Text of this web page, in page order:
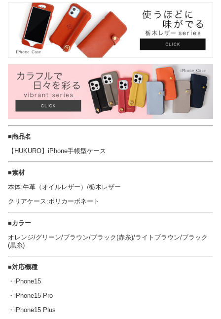
■商品名
【HUKURO】iPhone手帳型ケース
■素材
本体:牛革（オイルレザー）/栃木レザー
クリアケース:ポリカーボネート
■カラー
オレンジ/グリーン/ブラウン/ブラック(赤糸)/ライトブラウン/ブラック
(黒糸)
■対応機種
・iPhone15
・iPhone15 Pro
・iPhone15 Plus